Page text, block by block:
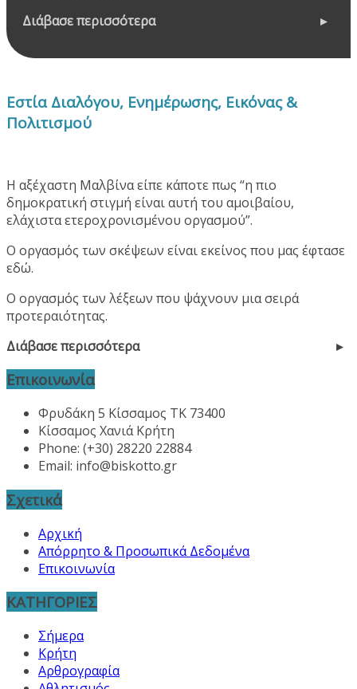
Διάβασε περισσότερα
Εστία Διαλόγου, Ενημέρωσης, Εικόνας &
Πολιτισμού
Η αξέχαστη Μαλβίνα είπε κάποτε πως “η πιο
δημοκρατική στιγμή είναι αυτή του αμοιβαίου,
ελάχιστα ετεροχρονισμένου οργασμού”.
Ο οργασμός των σκέψεων είναι εκείνος που μας έφτασε
εδώ.
Ο οργασμός των λέξεων που ψάχνουν μια σειρά
προτεραιότητας.
Διάβασε περισσότερα
Επικοινωνία
Φρυδάκη 5 Κίσσαμος ΤΚ 73400
Κίσσαμος Χανιά Κρήτη
Phone: (+30) 28220 22884
Email: info@biskotto.gr
Σχετικά
Αρχική
Απόρρητο & Προσωπικά Δεδομένα
Επικοινωνία
ΚΑΤΗΓΟΡΙΕΣ
Σήμερα
Κρήτη
Αρθρογραφία